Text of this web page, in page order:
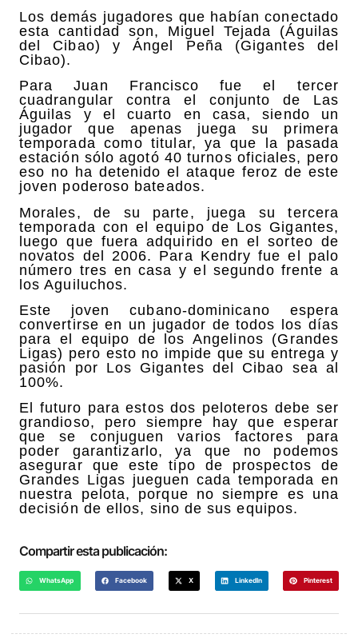
Los demás jugadores que habían conectado
esta cantidad son, Miguel Tejada (Águilas
del Cibao) y Ángel Peña (Gigantes del
Cibao).
Para Juan Francisco fue el tercer
cuadrangular contra el conjunto de Las
Águilas y el cuarto en casa, siendo un
jugador que apenas juega su primera
temporada como titular, ya que la pasada
estación sólo agotó 40 turnos oficiales, pero
eso no ha detenido el ataque feroz de este
joven poderoso bateados.
Morales, de su parte, juega su tercera
temporada con el equipo de Los Gigantes,
luego que fuera adquirido en el sorteo de
novatos del 2006. Para Kendry fue el palo
número tres en casa y el segundo frente a
los Aguiluchos.
Este joven cubano-dominicano espera
convertirse en un jugador de todos los días
para el equipo de los Angelinos (Grandes
Ligas) pero esto no impide que su entrega y
pasión por Los Gigantes del Cibao sea al
100%.
El futuro para estos dos peloteros debe ser
grandioso, pero siempre hay que esperar
que se conjuguen varios factores para
poder garantizarlo, ya que no podemos
asegurar que este tipo de prospectos de
Grandes Ligas jueguen cada temporada en
nuestra pelota, porque no siempre es una
decisión de ellos, sino de sus equipos.
Compartir esta publicación:
WhatsApp Facebook X LinkedIn Pinterest